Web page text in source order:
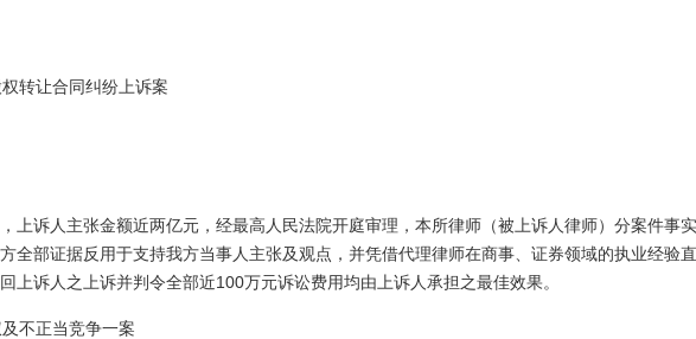
转让合同纠纷上诉案
上诉人主张金额近两亿元，经最高人民法院开庭审理，本所律师（被上诉人律师）分案件事
全部证据反用于支持我方当事人主张及观点，并凭借代理律师在商事、证券领域的执业经验
诉人之上诉并判令全部近100万元诉讼费用均由上诉人承担之最佳效果。
不正当竞争一案